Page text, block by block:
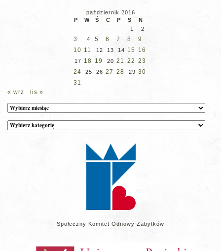
październik 2016
P
W Ś C P S
N
1
2
3 4 5 6 7 8
9
10 11 12 13 14 15 16
17 18 19 20 21 22 23
24
25 26 27 28 29 30
31
« wrz
lis »
Archiwum
Kategorie
wpisów
Społeczny Komitet Odnowy Zabytków